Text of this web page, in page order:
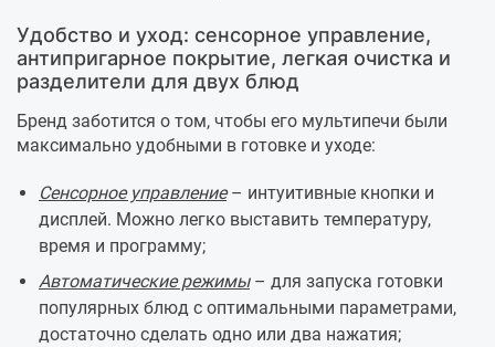
Удобство и уход: сенсорное управление,
антипригарное покрытие, легкая очистка и
разделители для двух блюд
Бренд заботится о том, чтобы его мультипечи были
максимально удобными в готовке и уходе:
Сенсорное управление– интуитивные кнопки и
дисплей. Можно легко выставить температуру,
время и программу;
Автоматические режимы– для запуска готовки
популярных блюд с оптимальными параметрами,
достаточно сделать одно или два нажатия;